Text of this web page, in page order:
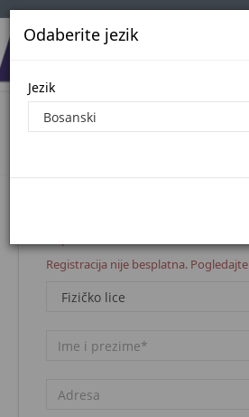
Odaberite jezik
Jezik
Registracija korisnika
Registracija nije besplatna. Pogledajte